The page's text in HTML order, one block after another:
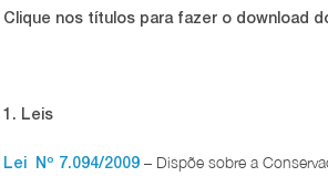
Clique nos títulos para fazer o download
1. Leis
Lei Nº 7.094/2009 – Dispõe sobre a